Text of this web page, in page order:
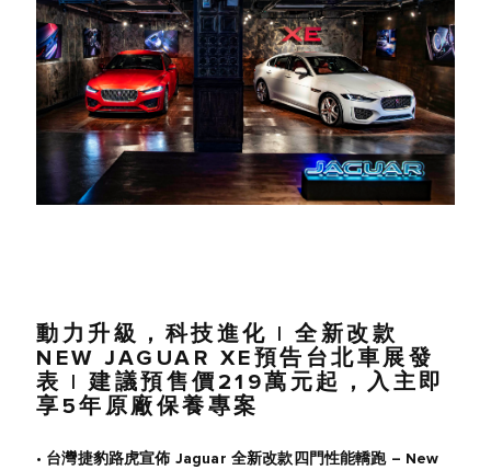
動力升級，科技進化 | 全新改款
NEW JAGUAR XE預告台北車展發
表 | 建議預售價219萬元起，入主即
享5年原廠保養專案
• 台灣捷豹路虎宣佈 Jaguar 全新改款四門性能轎跑 – New